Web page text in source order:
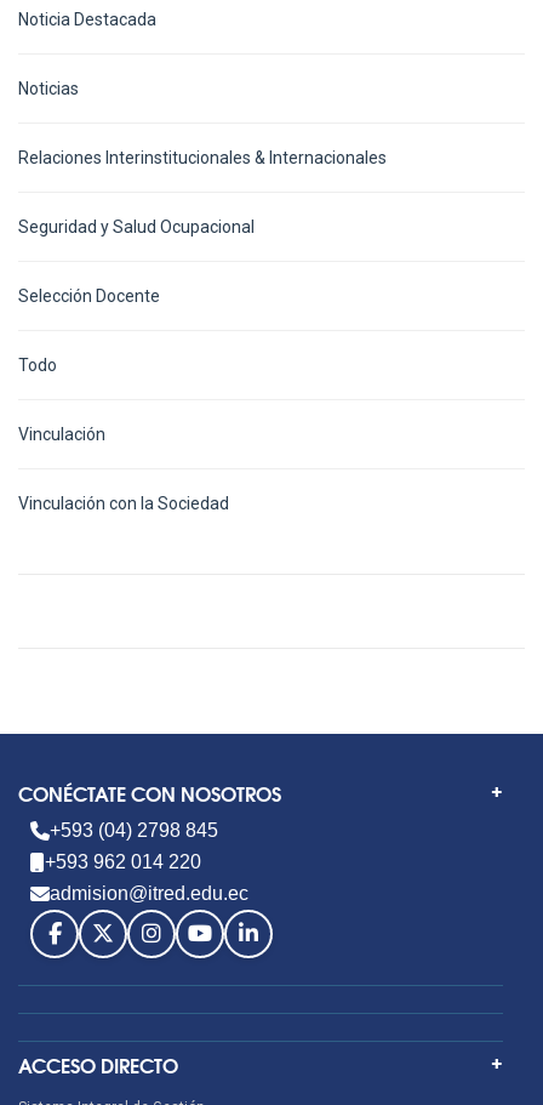
Noticia Destacada
Noticias
Relaciones Interinstitucionales & Internacionales
Seguridad y Salud Ocupacional
Selección Docente
Todo
Vinculación
Vinculación con la Sociedad
CONÉCTATE CON NOSOTROS
+593 (04) 2798 845
+593 962 014 220
admision@itred.edu.ec
ACCESO DIRECTO